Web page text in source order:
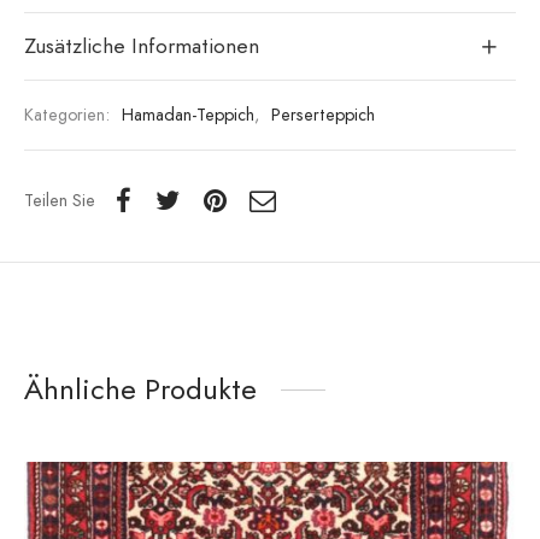
Zusätzliche Informationen
Kategorien: Hamadan-Teppich, Perserteppich
Teilen Sie
Ähnliche Produkte